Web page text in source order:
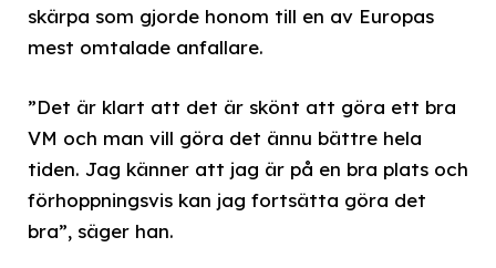
skärpa som gjorde honom till en av Europas
mest omtalade anfallare.
”Det är klart att det är skönt att göra ett bra
VM och man vill göra det ännu bättre hela
tiden. Jag känner att jag är på en bra plats och
förhoppningsvis kan jag fortsätta göra det
bra”, säger han.